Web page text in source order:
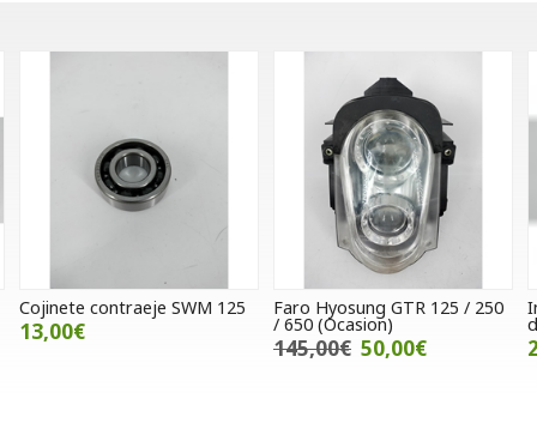
Faro Hyosung GTR 125 / 250
/ 650 (Ocasion)
145,00€
Intermitente delantero
derecho Hyosung SF 50
25,00€